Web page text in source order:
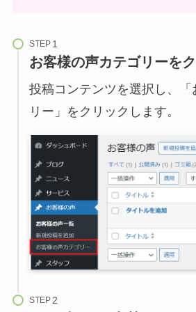
STEP
お客様の声カテゴリーを
投稿コンテンツを選択し、
リー」をクリックします。
STEP